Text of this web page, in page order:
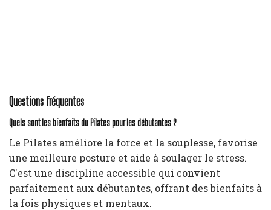
Questions fréquentes
Quels sont les bienfaits du Pilates pour les débutantes ?
Le Pilates améliore la force et la souplesse, favorise
une meilleure posture et aide à soulager le stress.
C'est une discipline accessible qui convient
parfaitement aux débutantes, offrant des bienfaits à
la fois physiques et mentaux.